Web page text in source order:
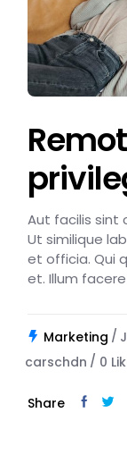
Aut facilis sint
Ut similique
et officia. Qui
et. Illum
Marketing
carschdn
0
Share